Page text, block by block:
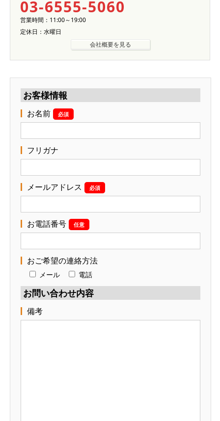
03-6555-5060
営業時間：11:00～19:00
定休日：水曜日
会社概要を見る
お客様情報
お名前 必須
フリガナ
メールアドレス 必須
お電話番号 任意
おご希望の連絡方法
メール 電話
お問い合わせ内容
備考